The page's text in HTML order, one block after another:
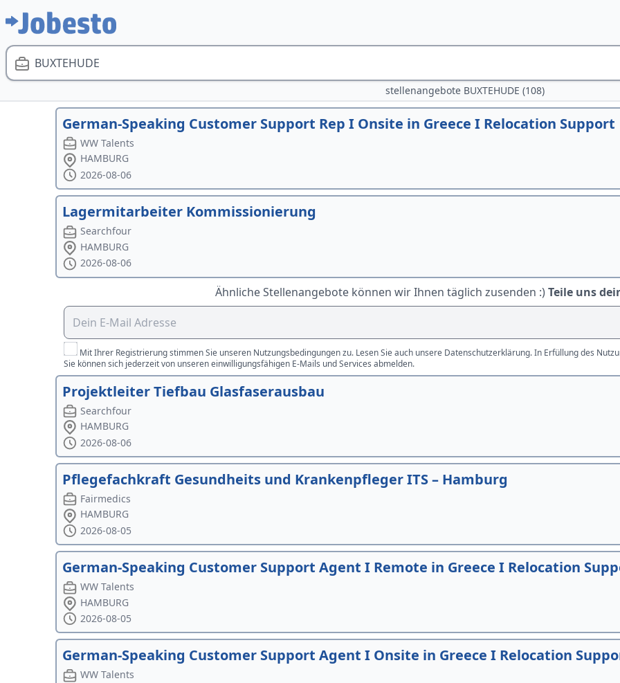
BUXTEHUDE
stellenangebote BUXTEHUDE (108)
German-Speaking Customer Support Rep I Onsite in Greece I Relocation Support
WW Talents
HAMBURG
2026-08-06
Lagermitarbeiter Kommissionierung
Searchfour
HAMBURG
2026-08-06
Ähnliche Stellenangebote können wir Ihnen täglich zusenden :) Teile uns
Mit Ihrer Registrierung stimmen Sie unseren Nutzungsbedingungen zu. Lesen Sie auch unsere Datenschutzerklärung. In Erfüllung des
Sie können sich jederzeit von unseren einwilligungsfähigen E-Mails und Services abmelden.
Projektleiter Tiefbau Glasfaserausbau
Searchfour
HAMBURG
2026-08-06
Pflegefachkraft Gesundheits und Krankenpfleger ITS – Hamburg
Fairmedics
HAMBURG
2026-08-05
German-Speaking Customer Support Agent I Remote in Greece I Relocation
WW Talents
HAMBURG
2026-08-05
German-Speaking Customer Support Agent I Onsite in Greece I Relocation
WW Talents